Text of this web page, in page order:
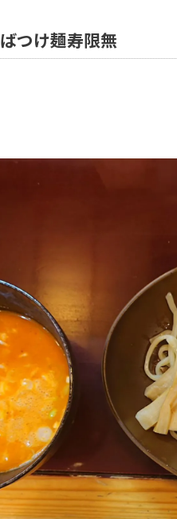
つけ麺寿限無